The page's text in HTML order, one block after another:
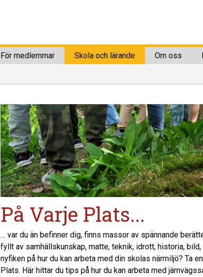
För medlemmar Skola och lärande Om oss
På Varje Plats...
… var du än befinner dig, finns massor av spännande
fyllt av samhällskunskap, matte, teknik, idrott, historia,
nyfiken på hur du kan arbeta med din skolas närmiljö? Ta
Plats. Här hittar du tips på hur du kan arbeta med